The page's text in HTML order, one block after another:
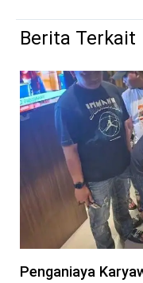
Berita Terkait
Penganiaya